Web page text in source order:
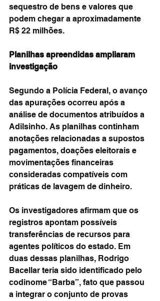
sequestro de bens e valores que
podem chegar a aproximadamente
R$ 22 milhões.
Planilhas apreendidas ampliaram
investigação
Segundo a Polícia Federal, o avanço
das apurações ocorreu após a
análise de documentos atribuídos a
Adilsinho. As planilhas continham
anotações relacionadas a supostos
pagamentos, doações eleitorais e
movimentações financeiras
consideradas compatíveis com
práticas de lavagem de dinheiro.
Os investigadores afirmam que os
registros apontam possíveis
transferências de recursos para
agentes políticos do estado. Em
duas dessas planilhas, Rodrigo
Bacellar teria sido identificado pelo
codinome “Barba”, fato que passou
a integrar o conjunto de provas